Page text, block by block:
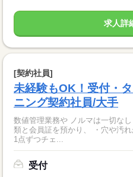
求人詳
[契約社員]
未経験もOK！受付・
ニング契約社員/大手
数値管理業務や ノルマは一切なし！ 【具体的には…】 ●お預か
類と会員証を預かり、 ・穴や汚
1点ずつチェ...
受付